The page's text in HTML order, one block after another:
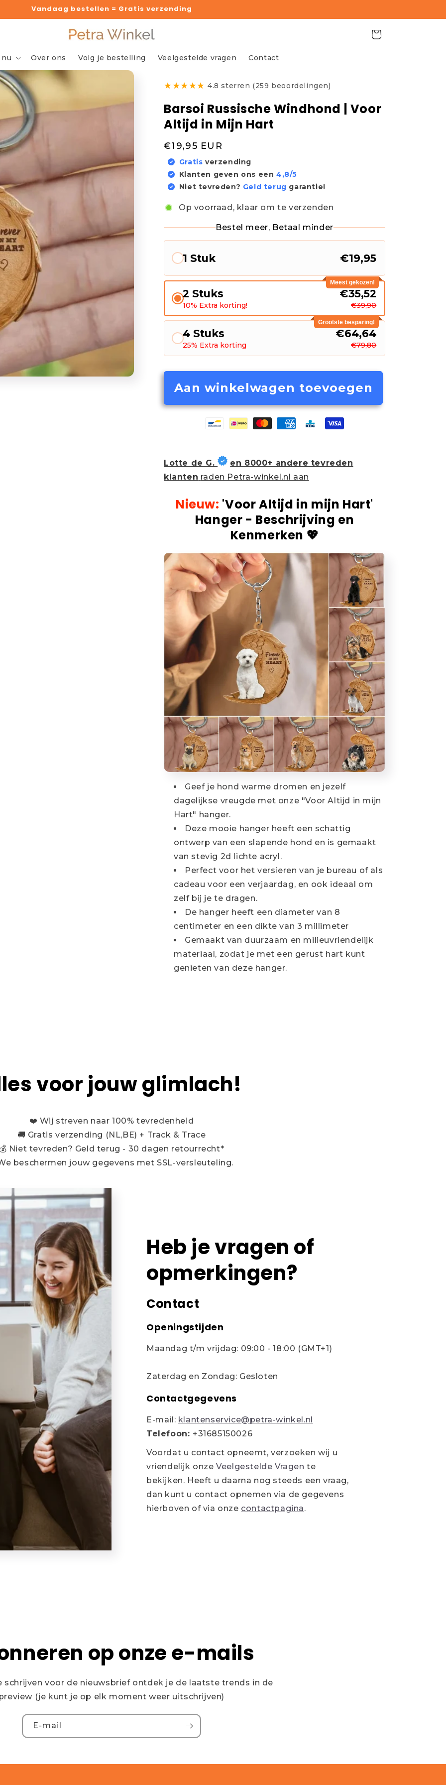
Vandaag bestellen = Gratis verzending
Over ons Volg je bestelling Veelgestelde vragen Contact
Winkelwagen
★★★★★ 4.8 sterren (259 beoordelingen)
Barsoi Russische Windhond | Voor
Altijd in Mijn Hart
Normale
prijs
€19,95 EUR
Gratis verzending
Klanten geven ons een 4,8/5
Niet tevreden? Geld terug garantie!
Op voorraad, klaar om te verzenden
Bestel meer, Betaal minder
1 Stuk €19,95
Meest gekozen!
2 Stuks
10% Extra korting!
€35,52
€39,90
Grootste besparing!
4 Stuks
25% Extra korting
€64,64
€79,80
Aan winkelwagen toevoegen
Lotte de G.
en 8000+ andere tevreden
klanten raden Petra-winkel.nl aan
Nieuw: 'Voor Altijd in mijn Hart'
Hanger - Beschrijving en
Kenmerken 💖
Geef je hond warme dromen en jezelf
dagelijkse vreugde met onze "Voor Altijd in mijn
Hart" hanger.
Deze mooie hanger heeft een schattig
ontwerp van een slapende hond en is gemaakt
van stevig 2d lichte acryl.
Perfect voor het versieren van je bureau of als
cadeau voor een verjaardag, en ook ideaal om
zelf bij je te dragen.
De hanger heeft een diameter van 8
centimeter en een dikte van 3 millimeter
Gemaakt van duurzaam en milieuvriendelijk
materiaal, zodat je met een gerust hart kunt
genieten van deze hanger.
voor jouw glimlach!
❤️ Wij streven naar 100% tevredenheid
🚚 Gratis verzending (NL,BE) + Track & Trace
Niet tevreden? Geld terug - 30 dagen retourrecht*
beschermen jouw gegevens met SSL-versleuteling.
Heb je vragen of
opmerkingen?
Contact
Openingstijden
Maandag t/m vrijdag: 09:00 - 18:00 (GMT+1)
Zaterdag en Zondag: Gesloten
Contactgegevens
E-mail: klantenservice@petra-winkel.nl
Telefoon: +31685150026
Voordat u contact opneemt, verzoeken wij u
vriendelijk onzeVeelgestelde Vragen te
bekijken. Heeft u daarna nog steeds een vraag,
dan kunt u contact opnemen via de gegevens
hierboven of via onze contactpagina.
op onze e-mails
schrijven voor de nieuwsbrief ontdek je de laatste trends in de
(je kunt je op elk moment weer uitschrijven)
E‑mail